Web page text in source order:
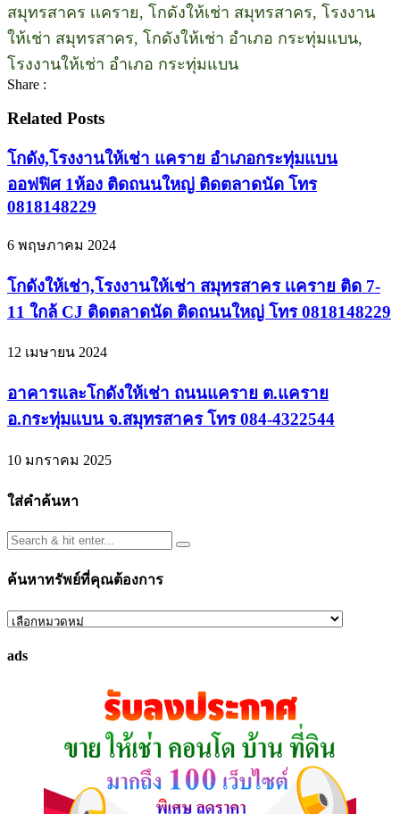
สมุทรสาคร เเคราย, โกดังให้เช่า สมุทรสาคร, โรงงาน
ให้เช่า สมุทรสาคร, โกดังให้เช่า อำเภอ กระทุ่มแบน,
โรงงานให้เช่า อำเภอ กระทุ่มแบน
Share :
Related Posts
โกดัง,โรงงานให้เช่า แคราย อำเภอกระทุ่มแบน
ออฟฟิศ 1ห้อง ติดถนนใหญ่ ติดตลาดนัด โทร
0818148229
6 พฤษภาคม 2024
โกดังให้เช่า,โรงงานให้เช่า สมุทรสาคร เเคราย ติด 7-
11 ใกล้ CJ ติดตลาดนัด ติดถนนใหญ่ โทร 0818148229
12 เมษายน 2024
อาคารและโกดังให้เช่า ถนนแคราย ต.แคราย
อ.กระทุ่มแบน จ.สมุทรสาคร โทร 084-4322544
10 มกราคม 2025
ใส่คำค้นหา
ค้นหาทรัพย์ที่คุณต้องการ
ค้นหา
ที่
ads